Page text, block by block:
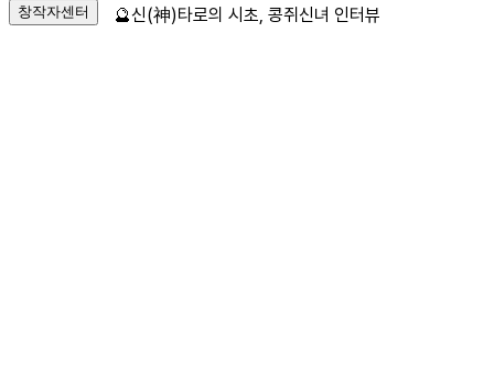
창작자센터 🔮신(神)타로의 시초, 콩쥐신녀 인터뷰